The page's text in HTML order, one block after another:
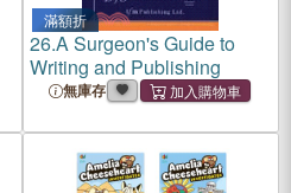
滿額折
26.A Surgeon's Guide to
Writing and Publishing
無庫存